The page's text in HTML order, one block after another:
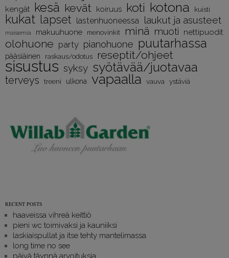
kengät kesä kevät koiruus koti kotona kuisti
kukat lapset lastenhuoneessa laukut ja asusteet
maisemia makuuhuone menovinkit minä muoti nettipuodit
olohuone party pianohuone puutarhassa
pääsiäinen raskaus/odotus reseptit/ohjeet
sisustus syksy syötävää/juotavaa
terveys treeni ulkona vapaalla vauva ystäviä
RECENT POSTS
haaveissa vihreä keittiö
pieni wc toimivaksi ja kauniiksi
laskiaispullat ja itse tehty mantelimassa
long time no see
päivä täynnä arvoituksia